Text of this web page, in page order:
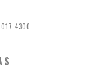
4300